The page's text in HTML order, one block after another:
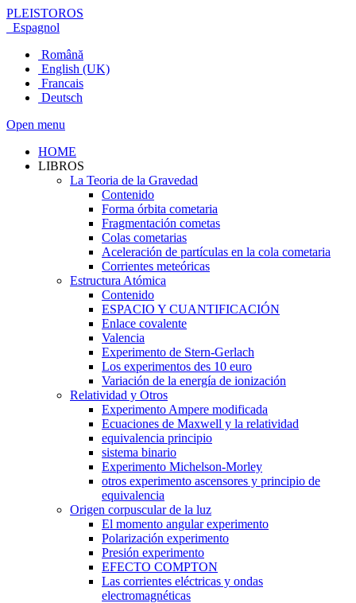
PLEISTOROS
Espagnol
Română
English (UK)
Francais
Deutsch
Open menu
HOME
LIBROS
La Teoria de la Gravedad
Contenido
Forma órbita cometaria
Fragmentación cometas
Colas cometarias
Aceleración de partículas en la cola cometaria
Corrientes meteóricas
Estructura Atómica
Contenido
ESPACIO Y CUANTIFICACIÓN
Enlace covalente
Valencia
Experimento de Stern-Gerlach
Los experimentos des 10 euro
Variación de la energía de ionización
Relatividad y Otros
Experimento Ampere modificada
Ecuaciones de Maxwell y la relatividad
equivalencia principio
sistema binario
Experimento Michelson-Morley
otros experimento ascensores y principio de
equivalencia
Origen corpuscular de la luz
El momento angular experimento
Polarización experimento
Presión experimento
EFECTO COMPTON
Las corrientes eléctricas y ondas
electromagnéticas